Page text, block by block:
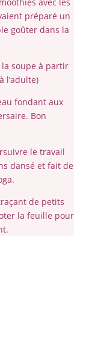
préparé un
goûter dans la
soupe à partir
l’adulte)
fondant aux
Bon
le travail
dansé et fait de
de petits
la feuille pour